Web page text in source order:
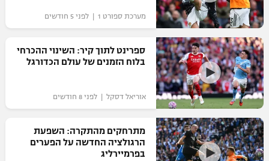
VOD
רץ ברשת
ליגיונרים
גביע המדינה
נבחרת ישראל
מכבי חיפה
בית"ר ירושלים
מכבי תל אביב
ליגה אנגלית
ליגה גרמנית
ליגה ספרדית
ליגה איטלקית
ליגה צרפתית
ליגת ווינר סל
ליגה לאומית
כדורסל נשים
מכבי תל אביב
הפועל חולון
הפועל ירושלים
כדורסל עולמי
NBA
יורוליג
יורוקאפ
ענפים נוספים
טניס
כדוריד
כדורעף
מערכת ספורט 1 | לפני 5 חודשים
ספרינט לתוך קיר: השינוי ההכרחי
בלוח הזמנים של עולם הכדורגל
אוריאל דסקל | לפני 8 חודשים
מתרחקים מהתקרה: השפעת
הרגולציה החדשה על הפערים
בפרמיירליג